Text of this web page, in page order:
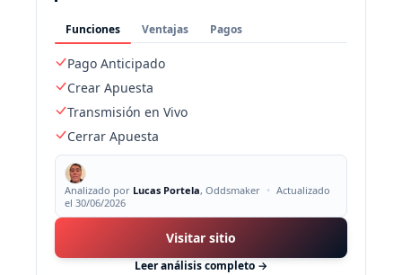
Funciones Ventajas Pagos
Pago Anticipado
Crear Apuesta
Transmisión en Vivo
Cerrar Apuesta
Analizado por Lucas Portela, Oddsmaker • Actualizado
el 30/06/2026
Visitar sitio
Leer análisis completo →